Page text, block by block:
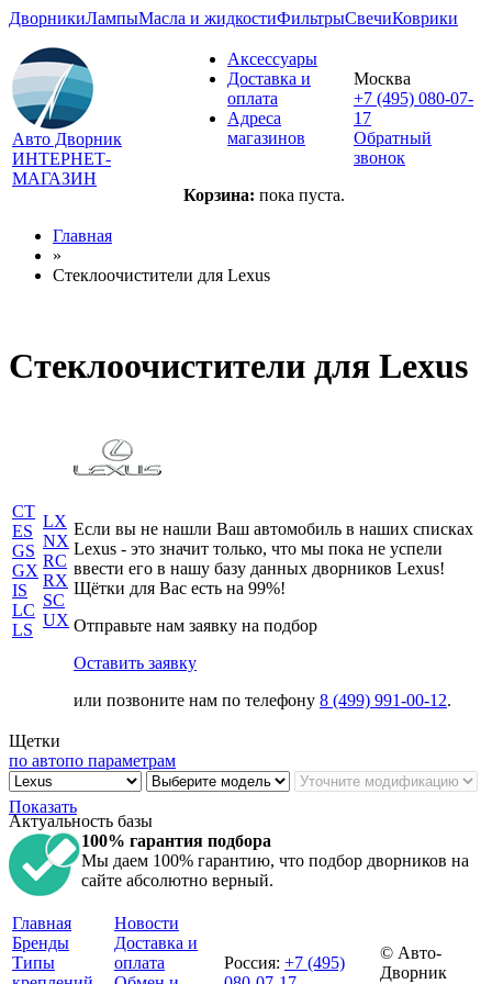
ДворникиЛампыМасла и жидкостиФильтрыСвечиКоврики
Авто Дворник
ИНТЕРНЕТ-
МАГАЗИН
Аксессуары
Доставка и
оплата
Адреса
магазинов
Корзина: пока пуста.
Москва
+7 (495) 080-07-
17
Обратный
звонок
Главная
»
Стеклоочистители для Lexus
Стеклоочистители для Lexus
CT
ES
GS
GX
IS
LC
LS
LX
NX
RC
RX
SC
UX
Если вы не нашли Ваш автомобиль в наших списках
Lexus - это значит только, что мы пока не успели
ввести его в нашу базу данных дворников Lexus!
Щётки для Вас есть на 99%!
Отправьте нам заявку на подбор
Оставить заявку
или позвоните нам по телефону 8 (499) 991-00-12.
Щетки
по автопо параметрам
Показать
Актуальность базы
100% гарантия подбора
Мы даем 100% гарантию, что подбор дворников на
сайте абсолютно верный.
Главная
Бренды
Типы
Новости
Доставка и
оплата
Россия: +7 (495)
© Авто-
Дворник